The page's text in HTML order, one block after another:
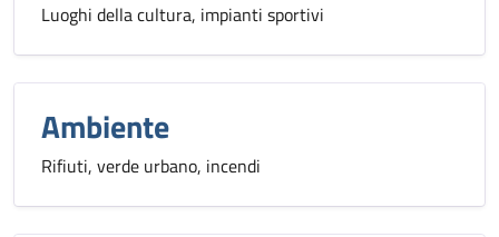
Luoghi della cultura, impianti sportivi
Ambiente
Rifiuti, verde urbano, incendi